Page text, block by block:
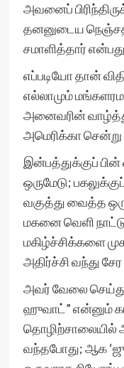
அவனைப்
தனனுடைய
சமாளித்தார்
எப்படியோ தான்
எல்லாமும்
அனைவரின்
அமெரிக்கா
இன்பத்துக்குப் பின்
ஒருமேடு;
வகுத்து வைத்த
மகனை வெளி
மகிழ்ச்சிக்களை
அதிர்ச்சி வந்து
அவர் வேலை
ஹுவாட்” என்னும்
தொழிற்சாலையில்
வந்தபோது; ஆக